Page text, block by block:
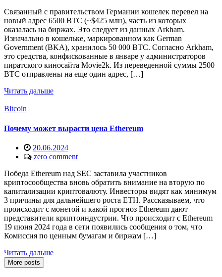
Связанный с правительством Германии кошелек перевел на
новый адрес 6500 BTC (~$425 млн), часть из которых
оказалась на биржах. Это следует из данных Arkham.
Изначально в кошельке, маркированном как German
Government (BKA), хранилось 50 000 BTC. Согласно Arkham,
это средства, конфискованные в январе у администраторов
пиратского киносайта Movie2k. Из переведенной суммы 2500
BTC отправлены на еще один адрес, […]
Читать дальше
Bitcoin
Почему может вырасти цена Ethereum
20.06.2024
zero comment
Победа Ethereum над SEC заставила участников
криптосообщества вновь обратить внимание на вторую по
капитализации криптовалюту. Инвесторы видят как минимум
3 причины для дальнейшего роста ETH. Рассказываем, что
происходит с монетой и какой прогноз Ethereum дают
представители криптоиндустрии. Что происходит с Ethereum
19 июня 2024 года в сети появились сообщения о том, что
Комиссия по ценным бумагам и биржам […]
Читать дальше
More posts